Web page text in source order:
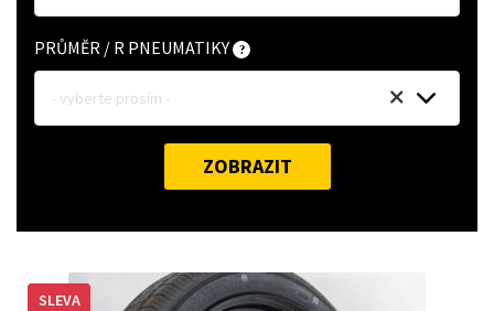
PRŮMĚR / R PNEUMATIKY
- vyberte prosím -
ZOBRAZIT
SLEVA